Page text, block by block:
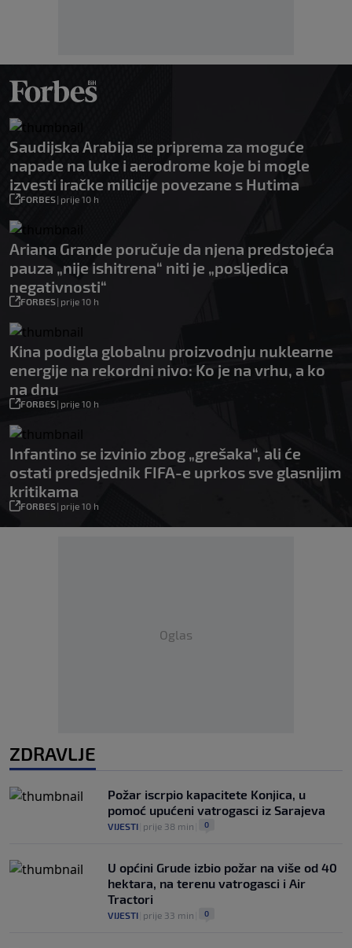
Saudijska Arabija se priprema za moguće
napade na luke i aerodrome koje bi mogle
izvesti iračke milicije povezane s Hutima
FORBES| prije 10 h
Ariana Grande poručuje da njena predstojeća
pauza „nije ishitrena“ niti je „posljedica
negativnosti“
FORBES| prije 10 h
Kina podigla globalnu proizvodnju nuklearne
energije na rekordni nivo: Ko je na vrhu, a ko
na dnu
FORBES| prije 10 h
Infantino se izvinio zbog „grešaka“, ali će
ostati predsjednik FIFA-e uprkos sve glasnijim
kritikama
FORBES| prije 10 h
Oglas
ZDRAVLJE
Požar iscrpio kapacitete Konjica, u
pomoć upućeni vatrogasci iz Sarajeva
VIJESTI prije 38 min 0
U općini Grude izbio požar na više od 40
hektara, na terenu vatrogasci i Air
Tractori
VIJESTI prije 33 min 0